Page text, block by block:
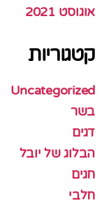
אוגוסט 2021
קטגוריות
Uncategorized
בשר
דגים
הבלוג של יובל
חגים
חלבי